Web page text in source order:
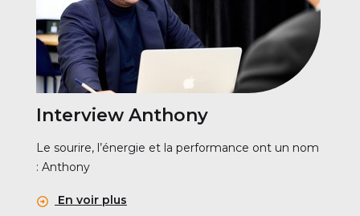
Interview Anthony
Le sourire, l’énergie et la performance ont un nom
: Anthony
En voir plus